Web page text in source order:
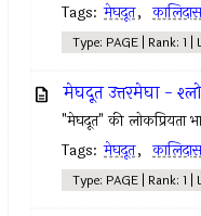
Tags: मेघदूत,
Type: PAGE | Rank: 1 |
मेघदूत उत्तरमेघा -
"मेघदूत" की लोकप्रियता
Tags: मेघदूत,
Type: PAGE | Rank: 1 |